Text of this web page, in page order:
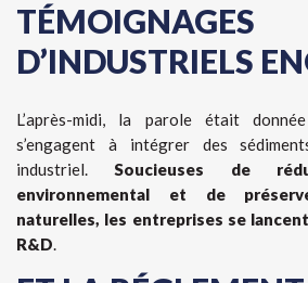
TÉMOIGNAGES
D’INDUSTRIELS
L’après-midi, la parole était
s’engagent à intégrer des
industriel.Soucieuses de
environnemental et de
naturelles, les entreprises se
R&D.